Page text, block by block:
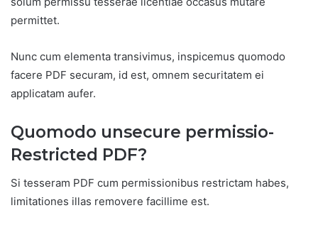
permittet.
Nunc cum elementa transivimus, inspicemus quomodo
facere PDF securam, id est, omnem securitatem ei
applicatam aufer.
Quomodo unsecure permissio-
Restricted PDF?
Si tesseram PDF cum permissionibus restrictam habes,
limitationes illas removere facillime est.